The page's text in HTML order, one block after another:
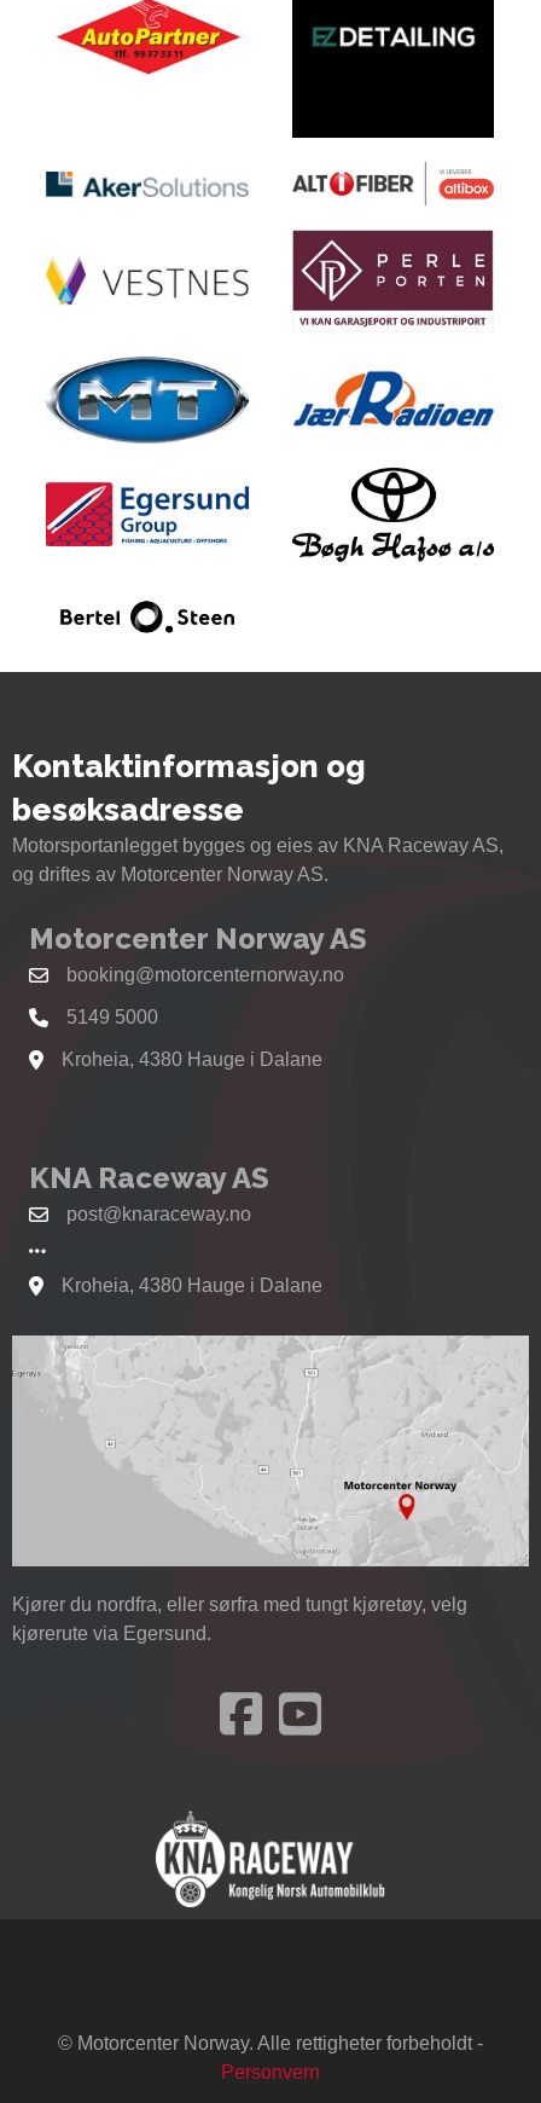
Kontaktinformasjon og
besøksadresse
Motorsportanlegget bygges og eies av KNA Raceway AS,
og driftes av Motorcenter Norway AS.
Motorcenter Norway AS
booking@motorcenternorway.no
5149 5000
Se kart til Motorcenter Norway i Sokndal
Kroheia, 4380 Hauge i Dalane
KNA Raceway AS
post@knaraceway.no
Se kart til Motorcenter Norway i Sokndal
Kroheia, 4380 Hauge i Dalane
Kjører du nordfra, eller sørfra med tungt kjøretøy, velg
kjørerute via Egersund.
Besøk oss på Facebook
© Motorcenter Norway. Alle rettigheter forbeholdt -
Personvern